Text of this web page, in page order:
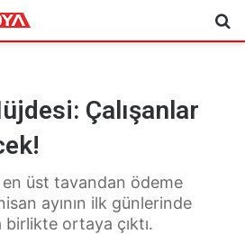
Çalışanlar
en üst tavandan ödeme
ayının ilk günlerinde
birlikte ortaya çıktı.